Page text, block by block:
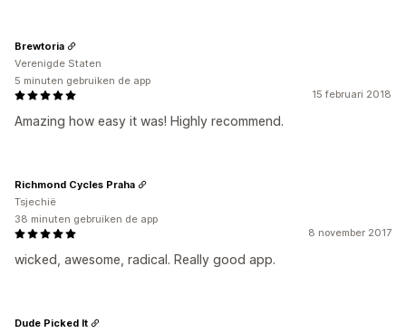
15 februari 2018
Amazing how easy it was! Highly recommend.
Brewtoria
Verenigde Staten
5 minuten gebruiken de app
8 november 2017
wicked, awesome, radical. Really good app.
Richmond Cycles Praha
Tsjechië
38 minuten gebruiken de app
Dude Picked It